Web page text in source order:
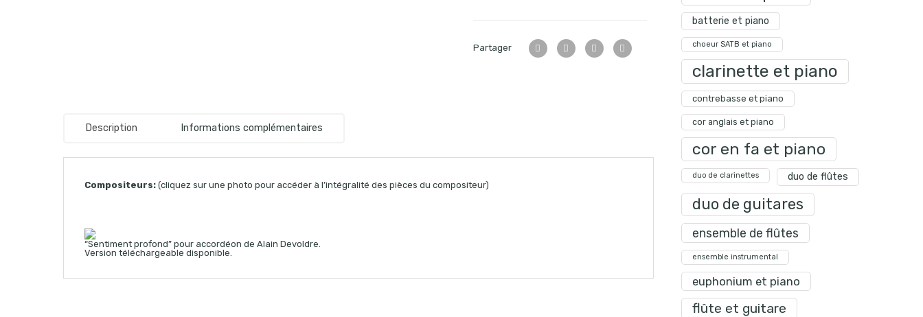
Partager
Description Informations complémentaires
Compositeurs: (cliquez sur une photo pour accéder à l’intégralité des pièces du compositeur)
“Sentiment profond” pour accordéon de Alain Devoldre.
Version téléchargeable disponible.
batterie et piano
choeur SATB et piano
clarinette et piano
contrebasse et piano
cor anglais et piano
cor en fa et piano
duo de clarinettes duo de flûtes
duo de guitares
ensemble de flûtes
ensemble instrumental
euphonium et piano
flûte et guitare